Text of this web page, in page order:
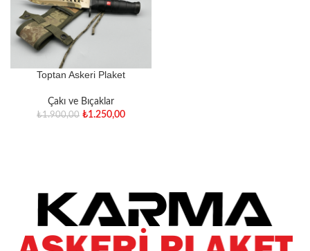
Toptan Askeri Plaket
Çakı ve Bıçaklar
₺1.900,00 ₺1.250,00